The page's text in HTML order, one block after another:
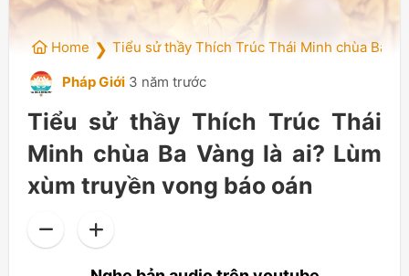
Home ❯ Tiểu sử thầy Thích Trúc Thái Minh chùa Ba
Pháp Giới 3 năm trước
Tiểu sử thầy Thích Trúc Thái
Minh chùa Ba Vàng là ai? Lùm
xùm truyền vong báo oán